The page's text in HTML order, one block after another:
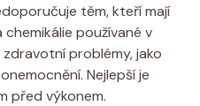
těm, kteří mají
používané v
problémy, jako
Nejlepší je
před výkonem.